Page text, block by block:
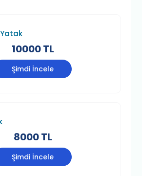
10000 TL
Şimdi İncele
8000 TL
Şimdi İncele